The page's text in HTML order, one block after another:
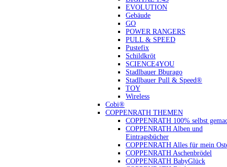
EVOLUTION
Gebäude
GO
POWER RANGERS
PULL & SPEED
Pustefix
Schildkröt
SCIENCE4YOU
Stadlbauer Bburago
Stadlbauer Pull & Speed®
TOY
Wireless
Cobi®
COPPENRATH THEMEN
COPPENRATH 100% selbst
COPPENRATH Alben und
Eintragsbücher
COPPENRATH Alles für mein
COPPENRATH Aschenbrödel
COPPENRATH BabyGlück